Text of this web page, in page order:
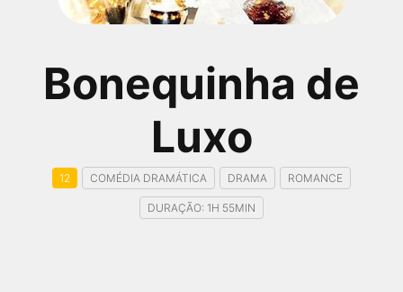
Bonequinha de
Luxo
12 COMÉDIA DRAMÁTICA DRAMA ROMANCE
DURAÇÃO: 1H 55MIN